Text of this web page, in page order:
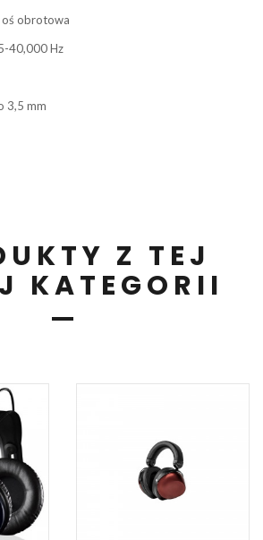
oś obrotowa
40,000 Hz
3,5 mm
Z TEJ
KATEGORII